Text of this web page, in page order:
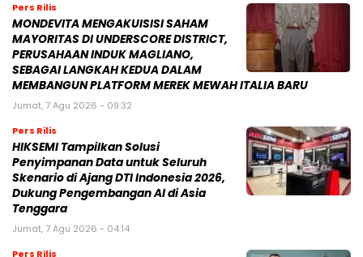
Pers Rilis
MONDEVITA MENGAKUISISI SAHAM
MAYORITAS DI UNDERSCORE DISTRICT,
PERUSAHAAN INDUK MAGLIANO,
SEBAGAI LANGKAH KEDUA DALAM
MEMBANGUN PLATFORM MEREK MEWAH ITALIA BARU
Jumat, 7 Agu 2026 - 09:32
Pers Rilis
HIKSEMI Tampilkan Solusi
Penyimpanan Data untuk Seluruh
Skenario di Ajang DTI Indonesia 2026,
Dukung Pengembangan AI di Asia
Tenggara
Jumat, 7 Agu 2026 - 04:14
Pers Rilis